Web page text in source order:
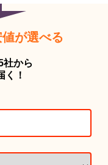
が選べる
社から
く！